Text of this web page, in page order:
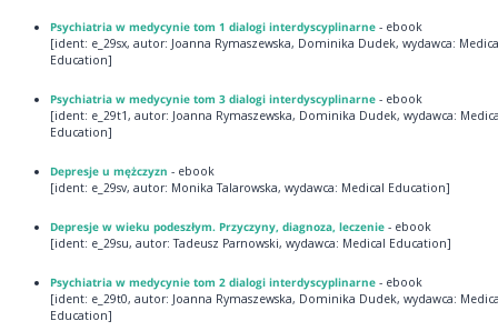
Psychiatria w medycynie tom 1 dialogi interdyscyplinarne- ebook
[ident: e_29sx, autor: Joanna Rymaszewska, Dominika Dudek, wydawca:
Education]
Psychiatria w medycynie tom 3 dialogi interdyscyplinarne- ebook
[ident: e_29t1, autor: Joanna Rymaszewska, Dominika Dudek, wydawca:
Education]
Depresje u mężczyzn - ebook
[ident: e_29sv, autor: Monika Talarowska, wydawca: Medical Education]
Depresje w wieku podeszłym. Przyczyny, diagnoza, leczenie- ebook
[ident: e_29su, autor: Tadeusz Parnowski, wydawca: Medical Education]
Psychiatria w medycynie tom 2 dialogi interdyscyplinarne- ebook
[ident: e_29t0, autor: Joanna Rymaszewska, Dominika Dudek, wydawca:
Education]